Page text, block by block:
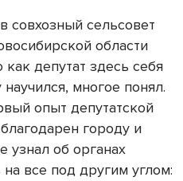
совхозный сельсовет
области
депутат здесь себя
многое понял.
опыт депутатской
городу и
узнал об органах
все под другим углом: